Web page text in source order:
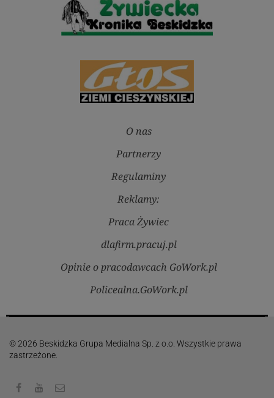
O nas
Partnerzy
Regulaminy
Reklamy:
Praca Żywiec
dlafirm.pracuj.pl
Opinie o pracodawcach GoWork.pl
Policealna.GoWork.pl
© 2026 Beskidzka Grupa Medialna Sp. z o.o. Wszystkie prawa
zastrzeżone.